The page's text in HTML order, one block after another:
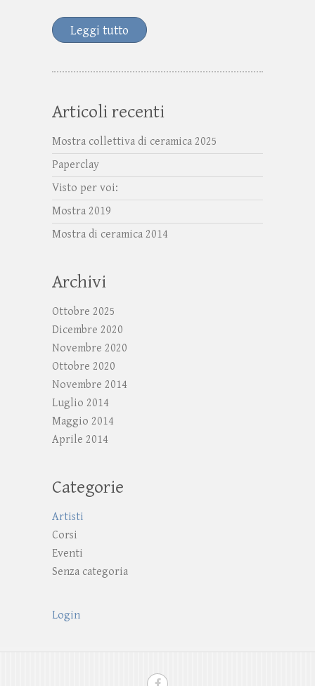
Leggi tutto
Articoli recenti
Mostra collettiva di ceramica 2025
Paperclay
Visto per voi:
Mostra 2019
Mostra di ceramica 2014
Archivi
Ottobre 2025
Dicembre 2020
Novembre 2020
Ottobre 2020
Novembre 2014
Luglio 2014
Maggio 2014
Aprile 2014
Categorie
Artisti
Corsi
Eventi
Senza categoria
Login